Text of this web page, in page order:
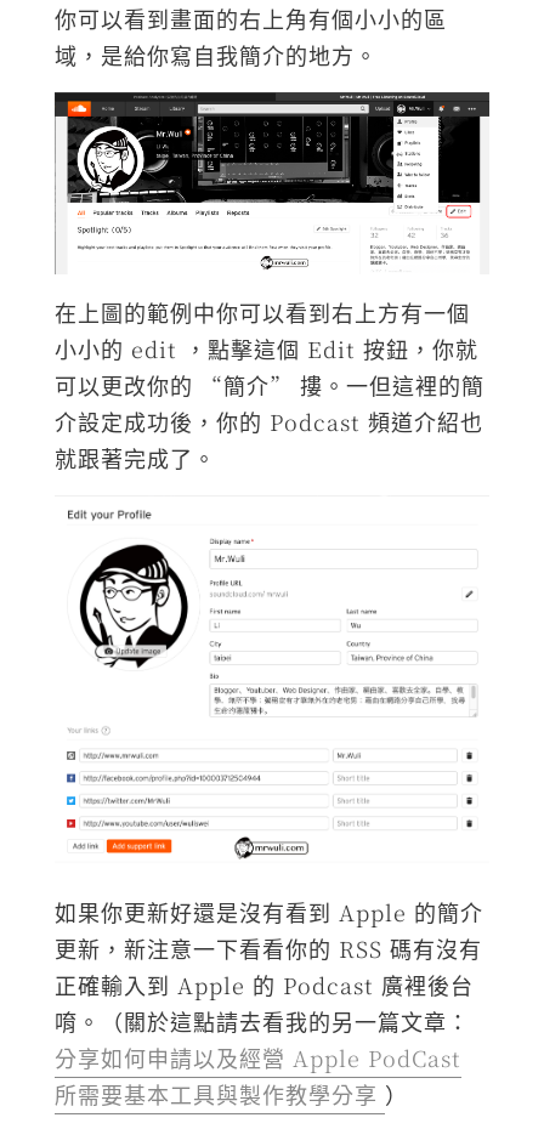
你可以看到畫面的右上角有個小小的區
域，是給你寫自我簡介的地方。
在上圖的範例中你可以看到右上方有一個
小小的 edit ，點擊這個 Edit 按鈕，你就
可以更改你的 “簡介” 摟。一但這裡的簡
介設定成功後，你的 Podcast 頻道介紹也
就跟著完成了。
如果你更新好還是沒有看到 Apple 的簡介
更新，新注意一下看看你的 RSS 碼有沒有
正確輸入到 Apple 的 Podcast 廣裡後台
唷。（關於這點請去看我的另一篇文章：
分享如何申請以及經營 Apple PodCast
所需要基本工具與製作教學分享 ）